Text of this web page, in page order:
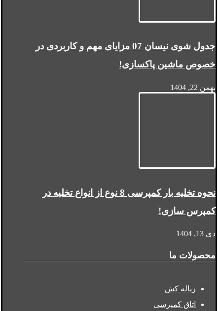
جدول شوی نیسان 07 مزایای مهم و کاربردی در
خصوص ماشین پاکسازی!
بهمن 22, 1404
نحوه تخلیه بار کمپرسی 8 نوع از انواع تخلیه در
کمپرس سازی!
دی 13, 1404
محصولات ما
زباله کش
اتاق کمپرسی